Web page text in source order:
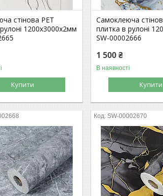
стінова PET
1200х3000х2мм
Купити
Самоклеюча
плитка в рулоні
SW-00002666
1 500 ₴
В наявності
Купити
SW-00002670